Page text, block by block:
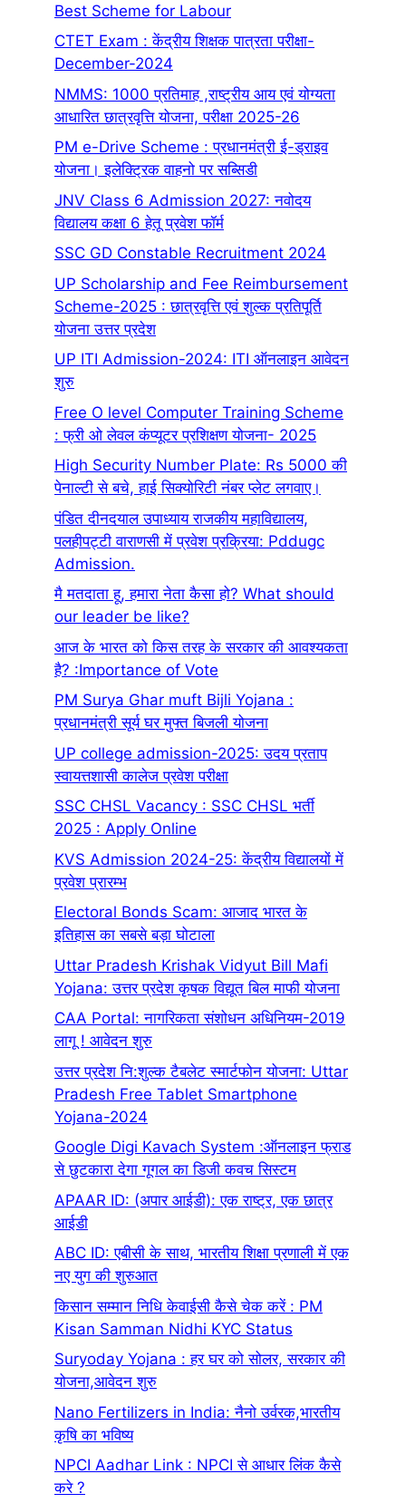
Best Scheme for Labour
CTET Exam : केंद्रीय शिक्षक पात्रता परीक्षा-
December-2024
NMMS: 1000 प्रतिमाह ,राष्ट्रीय आय एवं योग्यता
आधारित छात्रवृत्ति योजना, परीक्षा 2025-26
PM e-Drive Scheme : प्रधानमंत्री ई-ड्राइव
योजना। इलेक्ट्रिक वाहनो पर सब्सिडी
JNV Class 6 Admission 2027: नवोदय
विद्यालय कक्षा 6 हेतू प्रवेश फॉर्म
SSC GD Constable Recruitment 2024
UP Scholarship and Fee Reimbursement
Scheme-2025 : छात्रवृत्ति एवं शुल्क प्रतिपूर्ति
योजना उत्तर प्रदेश
UP ITI Admission-2024: ITI ऑनलाइन आवेदन
शुरु
Free O level Computer Training Scheme
: फ्री ओ लेवल कंप्यूटर प्रशिक्षण योजना- 2025
High Security Number Plate: Rs 5000 की
पेनाल्टी से बचे, हाई सिक्योरिटी नंबर प्लेट लगवाए।
पंडित दीनदयाल उपाध्याय राजकीय महाविद्यालय,
पलहीपट्टी वाराणसी में प्रवेश प्रक्रिया: Pddugc
Admission.
मै मतदाता हू, हमारा नेता कैसा हो? What should
our leader be like?
आज के भारत को किस तरह के सरकार की आवश्यकता
है? :Importance of Vote
PM Surya Ghar muft Bijli Yojana :
प्रधानमंत्री सूर्य घर मुफ्त बिजली योजना
UP college admission-2025: उदय प्रताप
स्वायत्तशासी कालेज प्रवेश परीक्षा
SSC CHSL Vacancy : SSC CHSL भर्ती
2025 : Apply Online
KVS Admission 2024-25: केंद्रीय विद्यालयों में
प्रवेश प्रारम्भ
Electoral Bonds Scam: आजाद भारत के
इतिहास का सबसे बड़ा घोटाला
Uttar Pradesh Krishak Vidyut Bill Mafi
Yojana: उत्तर प्रदेश कृषक विद्यूत बिल माफी योजना
CAA Portal: नागरिकता संशोधन अधिनियम-2019
लागू ! आवेदन शुरु
उत्तर प्रदेश नि:शुल्क टैबलेट स्मार्टफोन योजना: Uttar
Pradesh Free Tablet Smartphone
Yojana-2024
Google Digi Kavach System :ऑनलाइन फ्राड
से छुटकारा देगा गूगल का डिजी कवच सिस्टम
APAAR ID: (अ‍पार आईडी): एक राष्ट्र, एक छात्र
आईडी
ABC ID: एबीसी के साथ, भारतीय शिक्षा प्रणाली में एक
नए युग की शुरुआत
किसान सम्मान निधि केवाईसी कैसे चेक करें : PM
Kisan Samman Nidhi KYC Status
Suryoday Yojana : हर घर को सोलर, सरकार की
योजना,आवेदन शुरु
Nano Fertilizers in India: नैनो उर्वरक,भारतीय
कृषि का भविष्य
NPCI Aadhar Link : NPCI से आधार लिंक कैसे
करे ?